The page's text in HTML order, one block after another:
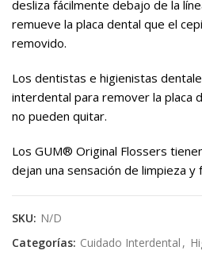
desliza fácilmente debajo de la
remueve la placa dental que el
removido.
Los dentistas e higienistas
interdental para remover la placa
no pueden quitar.
Los GUM® Original Flossers
dejan una sensación de limpieza y
SKU: N/D
Categorías: Cuidado Interdental ,